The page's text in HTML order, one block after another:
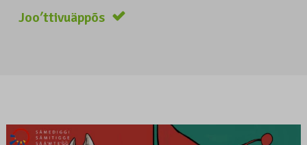
Jooʹttivuäppõs